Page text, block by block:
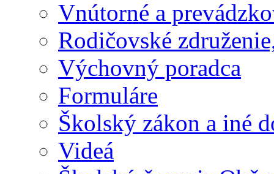
Vnútorné a
Rodičovské
Výchovný poradca
Formuláre
Školský zákon a iné
Videá